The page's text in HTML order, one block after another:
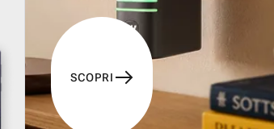
SCOPRI